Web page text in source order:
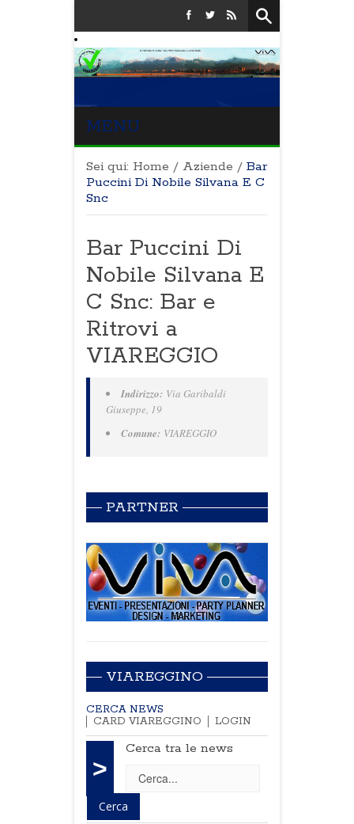
MENU
Sei qui: Home / Aziende / Bar
Puccini Di Nobile Silvana E C
Snc
Bar Puccini Di
Nobile Silvana E
C Snc: Bar e
Ritrovi a
VIAREGGIO
Indirizzo: Via Garibaldi
Giuseppe, 19
Comune: VIAREGGIO
PARTNER
VIAREGGINO
CERCA NEWS
CARD VIAREGGINO
LOGIN
>
Cerca tra le news